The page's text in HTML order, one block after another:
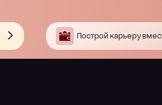
Построй карьеру